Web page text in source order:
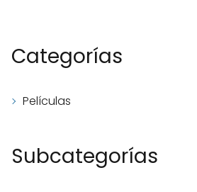
Categorías
Películas
Subcategorías